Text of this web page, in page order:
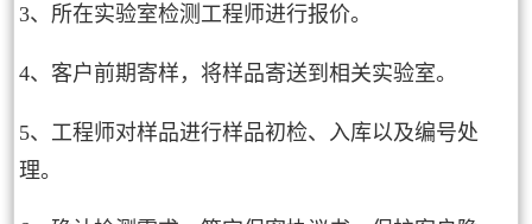
3、所在实验室检测工程师进行报价。
4、客户前期寄样，将样品寄送到相关实验室。
5、工程师对样品进行样品初检、入库以及编号处
理。